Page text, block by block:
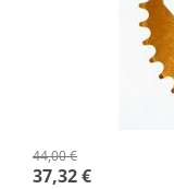
44,00 €
37,32 €